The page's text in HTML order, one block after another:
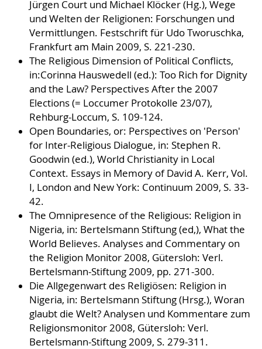
Jürgen Court und Michael Klöcker (Hg.), Wege
und Welten der Religionen: Forschungen und
Vermittlungen. Festschrift für Udo Tworuschka,
Frankfurt am Main 2009, S. 221-230.
The Religious Dimension of Political Conflicts,
in:Corinna Hauswedell (ed.): Too Rich for Dignity
and the Law? Perspectives After the 2007
Elections (= Loccumer Protokolle 23/07),
Rehburg-Loccum, S. 109-124.
Open Boundaries, or: Perspectives on 'Person'
for Inter-Religious Dialogue, in: Stephen R.
Goodwin (ed.), World Christianity in Local
Context. Essays in Memory of David A. Kerr, Vol.
I, London and New York: Continuum 2009, S. 33-
42.
The Omnipresence of the Religious: Religion in
Nigeria, in: Bertelsmann Stiftung (ed,), What the
World Believes. Analyses and Commentary on
the Religion Monitor 2008, Gütersloh: Verl.
Bertelsmann-Stiftung 2009, pp. 271-300.
Die Allgegenwart des Religiösen: Religion in
Nigeria, in: Bertelsmann Stiftung (Hrsg.), Woran
glaubt die Welt? Analysen und Kommentare zum
Religionsmonitor 2008, Gütersloh: Verl.
Bertelsmann-Stiftung 2009, S. 279-311.